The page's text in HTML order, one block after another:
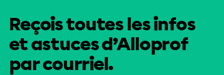
Reçois toutes les infos
et astuces d’Alloprof
par courriel.